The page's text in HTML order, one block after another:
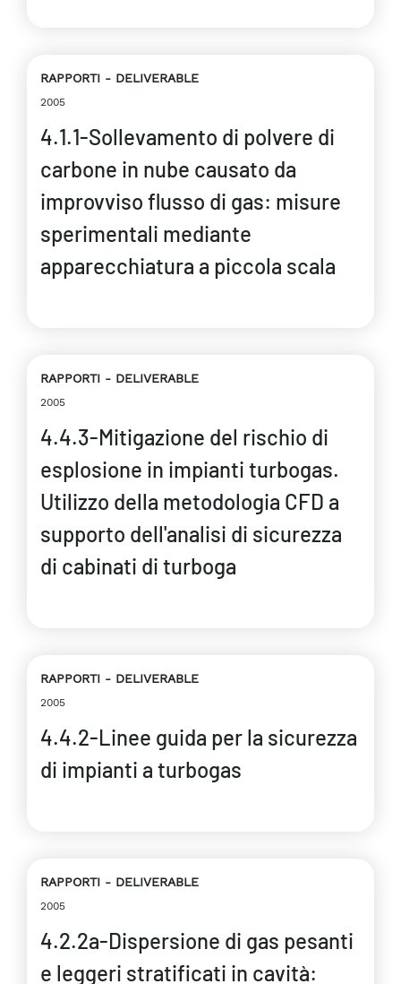
RAPPORTI DELIVERABLE
2005
4.1.1-Sollevamento di polvere di
carbone in nube causato da
improvviso flusso di gas: misure
sperimentali mediante
apparecchiatura a piccola scala
RAPPORTI DELIVERABLE
2005
4.4.3-Mitigazione del rischio di
esplosione in impianti turbogas.
Utilizzo della metodologia CFD a
supporto dell'analisi di sicurezza
di cabinati di turboga
RAPPORTI DELIVERABLE
2005
4.4.2-Linee guida per la sicurezza
di impianti a turbogas
RAPPORTI DELIVERABLE
2005
4.2.2a-Dispersione di gas pesanti
e leggeri stratificati in cavità: